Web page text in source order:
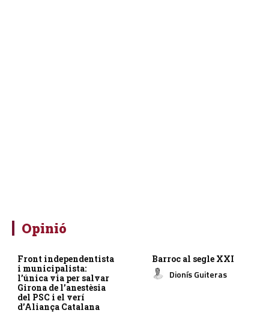
Opinió
Front independentista
i municipalista:
l’única via per salvar
Girona de l’anestèsia
del PSC i el verí
d’Aliança Catalana
Barroc al segle XXI
Dionís Guiteras